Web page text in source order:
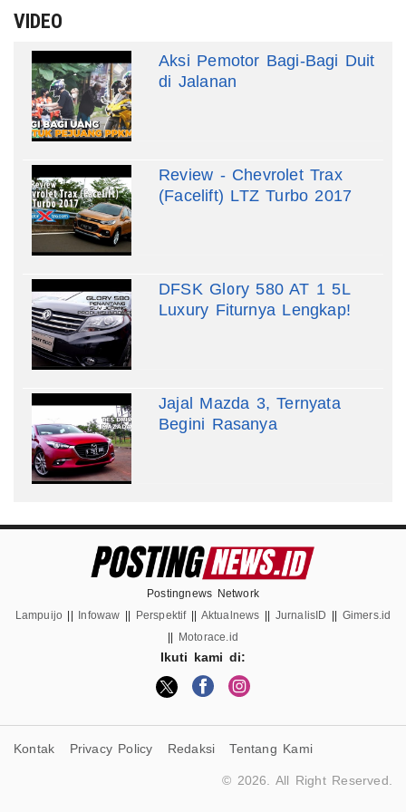
VIDEO
Aksi Pemotor Bagi-Bagi Duit
di Jalanan
Review - Chevrolet Trax
(Facelift) LTZ Turbo 2017
DFSK Glory 580 AT 1 5L
Luxury Fiturnya Lengkap!
Jajal Mazda 3, Ternyata
Begini Rasanya
Postingnews Network
Lampuijo
Infowaw Perspektif|| Aktualnews JurnalisID
Gimers.id
Motorace.id
Ikuti kami di:
Kontak Privacy Policy Redaksi Tentang Kami
© 2026. All Right Reserved.